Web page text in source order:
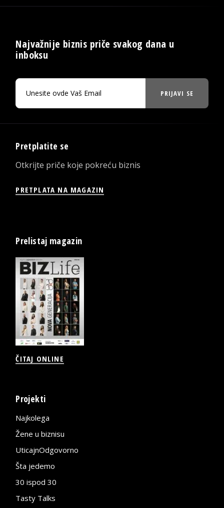
Najvažnije biznis priče svakog dana u
inboksu
PRIJAVI SE
Pretplatite se
Otkrijte priče koje pokreću biznis
PRETPLATA NA MAGAZIN
Prelistaj magazin
ČITAJ ONLINE
Projekti
Najkolega
Žene u biznisu
UticajnOdgovorno
Šta jedemo
30 ispod 30
Tasty Talks